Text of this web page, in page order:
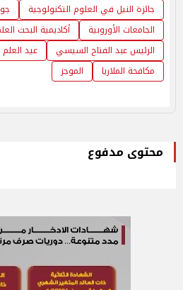
جائزة النيل في العلوم التكنولوجية
الجامعات الأوروبية
أكاديمية البحث
الرئيس عبد الفتاح السيسي
عيد العلم
مكافحة الملاريا
الموجز
محتوى مدفوع